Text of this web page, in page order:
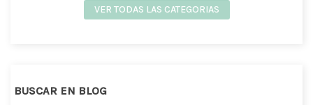
VER TODAS LAS CATEGORIAS
BUSCAR EN BLOG